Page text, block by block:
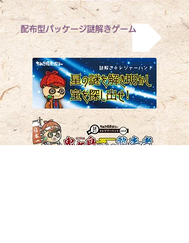
配布型パッケージ謎解きゲーム